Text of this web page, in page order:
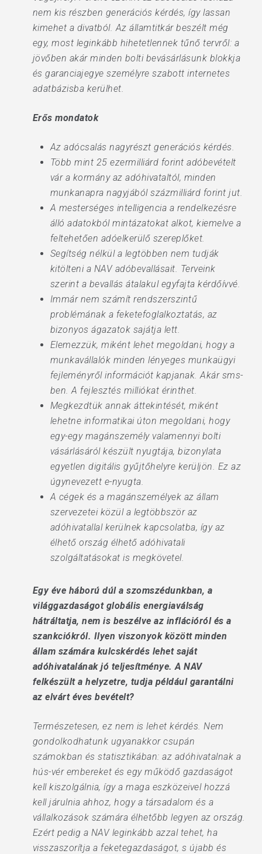
nem kis részben generációs kérdés, így lassan
kimehet a divatból. Az államtitkár beszélt még
egy, most leginkább hihetetlennek tűnő tervről: a
jövőben akár minden bolti bevásárlásunk blokkja
és garanciajegye személyre szabott internetes
adatbázisba kerülhet.
Erős mondatok
Az adócsalás nagyrészt generációs kérdés.
Több mint 25 ezermilliárd forint adóbevételt
vár a kormány az adóhivataltól, minden
munkanapra nagyjából százmilliárd forint jut.
A mesterséges intelligencia a rendelkezésre
álló adatokból mintázatokat alkot, kiemelve a
feltehetően adóelkerülő szereplőket.
Segítség nélkül a legtöbben nem tudják
kitölteni a NAV adóbevallásait. Terveink
szerint a bevallás átalakul egyfajta kérdőívvé.
Immár nem számít rendszerszintű
problémának a feketefoglalkoztatás, az
bizonyos ágazatok sajátja lett.
Elemezzük, miként lehet megoldani, hogy a
munkavállalók minden lényeges munkaügyi
fejleményről információt kapjanak. Akár sms-
ben. A fejlesztés milliókat érinthet.
Megkezdtük annak áttekintését, miként
lehetne informatikai úton megoldani, hogy
egy-egy magánszemély valamennyi bolti
vásárlásáról készült nyugtája, bizonylata
egyetlen digitális gyűjtőhelyre kerüljön. Ez az
úgynevezett e-nyugta.
A cégek és a magánszemélyek az állam
szervezetei közül a legtöbbször az
adóhivatallal kerülnek kapcsolatba, így az
élhető ország élhető adóhivatali
szolgáltatásokat is megkövetel.
Egy éve háború dúl a szomszédunkban, a
világgazdaságot globális energiaválság
hátráltatja, nem is beszélve az inflációról és a
szankciókról. Ilyen viszonyok között minden
állam számára kulcskérdés lehet saját
adóhivatalának jó teljesítménye. A NAV
felkészült a helyzetre, tudja például garantálni
az elvárt éves bevételt?
Természetesen, ez nem is lehet kérdés. Nem
gondolkodhatunk ugyanakkor csupán
számokban és statisztikában: az adóhivatalnak a
hús-vér embereket és egy működő gazdaságot
kell kiszolgálnia, így a maga eszközeivel hozzá
kell járulnia ahhoz, hogy a társadalom és a
vállalkozások számára élhetőbb legyen az ország.
Ezért pedig a NAV leginkább azzal tehet, ha
visszaszorítja a feketegazdaságot, s újabb és